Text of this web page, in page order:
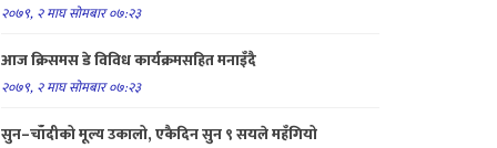
२०७९, २ माघ सोमबार ०७:२३
आज क्रिसमस डे विविध कार्यक्रमसहित मनाइँदै
२०७९, २ माघ सोमबार ०७:२३
सुन–चाँदीको मूल्य उकालो, एकैदिन सुन ९ सयले महँगियो